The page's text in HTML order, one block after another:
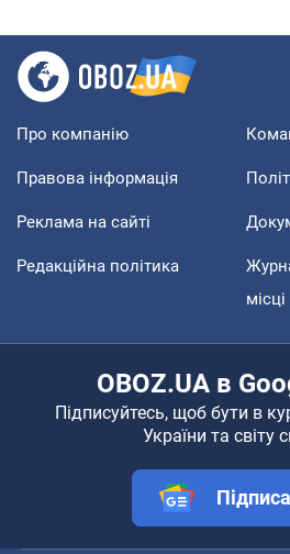
Про компанію
Правова інформація
Реклама на сайті
Редакційна політика
OBOZ.UA в
Підписуйтесь, щоб бути в
України та світу